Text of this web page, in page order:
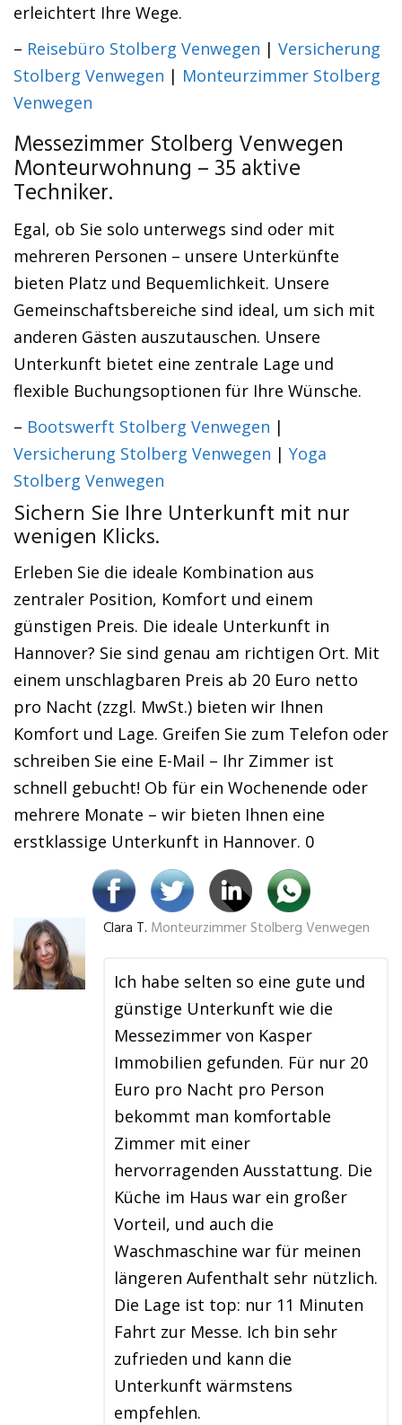
erleichtert Ihre Wege.
– Reisebüro Stolberg Venwegen | Versicherung
Stolberg Venwegen | Monteurzimmer Stolberg
Venwegen
Messezimmer Stolberg Venwegen
Monteurwohnung – 35 aktive
Techniker.
Egal, ob Sie solo unterwegs sind oder mit
mehreren Personen – unsere Unterkünfte
bieten Platz und Bequemlichkeit. Unsere
Gemeinschaftsbereiche sind ideal, um sich mit
anderen Gästen auszutauschen. Unsere
Unterkunft bietet eine zentrale Lage und
flexible Buchungsoptionen für Ihre Wünsche.
– Bootswerft Stolberg Venwegen |
Versicherung Stolberg Venwegen | Yoga
Stolberg Venwegen
Sichern Sie Ihre Unterkunft mit nur
wenigen Klicks.
Erleben Sie die ideale Kombination aus
zentraler Position, Komfort und einem
günstigen Preis. Die ideale Unterkunft in
Hannover? Sie sind genau am richtigen Ort. Mit
einem unschlagbaren Preis ab 20 Euro netto
pro Nacht (zzgl. MwSt.) bieten wir Ihnen
Komfort und Lage. Greifen Sie zum Telefon oder
schreiben Sie eine E-Mail – Ihr Zimmer ist
schnell gebucht! Ob für ein Wochenende oder
mehrere Monate – wir bieten Ihnen eine
erstklassige Unterkunft in Hannover. 0
Clara T. Monteurzimmer Stolberg Venwegen
Ich habe selten so eine gute und
günstige Unterkunft wie die
Messezimmer von Kasper
Immobilien gefunden. Für nur 20
Euro pro Nacht pro Person
bekommt man komfortable
Zimmer mit einer
hervorragenden Ausstattung. Die
Küche im Haus war ein großer
Vorteil, und auch die
Waschmaschine war für meinen
längeren Aufenthalt sehr nützlich.
Die Lage ist top: nur 11 Minuten
Fahrt zur Messe. Ich bin sehr
zufrieden und kann die
Unterkunft wärmstens
empfehlen.